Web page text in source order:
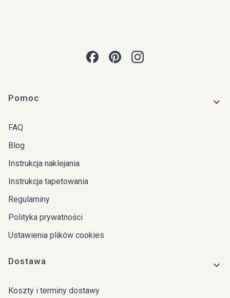
Linki w stopce
Pomoc
FAQ
Blog
Instrukcja naklejania
Instrukcja tapetowania
Regulaminy
Polityka prywatności
Ustawienia plików cookies
Dostawa
Koszty i terminy dostawy